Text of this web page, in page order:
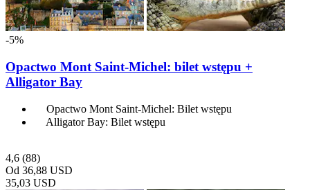
-5%
Opactwo Mont Saint-Michel: bilet wstępu +
Alligator Bay
Opactwo Mont Saint-Michel: Bilet wstępu
Alligator Bay: Bilet wstępu
4,6 (88)
Od 36,88 USD
35,03 USD